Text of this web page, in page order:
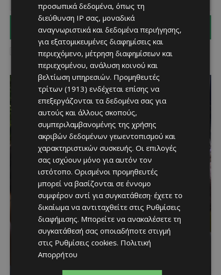
I WANT IN
I've read and accept thePrivacy Policy.
Μια βραδιά γεμάτη
παράδοση, μουσική και
κέφι στον Δελίκηπο για
τη γιορτή του
Χρυσοσώτηρος
προσωπικά δεδομένα, όπως τη
διεύθυνση IP σας, μοναδικά
αναγνωριστικά και δεδομένα περιήγησης,
για εξατομικευμένες διαφημίσεις και
περιεχόμενο, μέτρηση διαφημίσεων και
περιεχομένου, ανάλυση κοινού και
βελτίωση υπηρεσιών. Προμηθευτές
τρίτων (1913) ενδέχεται επίσης να
επεξεργάζονται τα δεδομένα σας για
αυτούς και άλλους σκοπούς,
συμπεριλαμβανομένης της χρήσης
ακριβών δεδομένων γεωεντοπισμού και
χαρακτηριστικών συσκευής. Οι επιλογές
σας ισχύουν μόνο για αυτόν τον
ιστότοπο. Ορισμένοι προμηθευτές
μπορεί να βασίζονται σε έννομο
συμφέρον αντί για συγκατάθεση· έχετε το
δικαίωμα να αντιταχθείτε στις Ρυθμίσεις
διαφήμισης. Μπορείτε να ανακαλέσετε τη
συγκατάθεσή σας οποιαδήποτε στιγμή
στις Ρυθμίσεις cookies. Πολιτική
Απορρήτου